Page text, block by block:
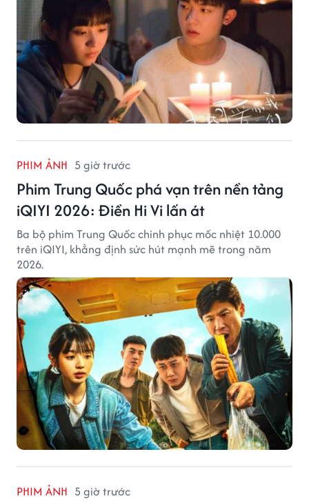
PHIM ẢNH 5 giờ trước
Phim Trung Quốc phá vạn trên nền tảng
iQIYI 2026: Điền Hi Vi lấn át
Ba bộ phim Trung Quốc chinh phục mốc nhiệt 10.000
trên iQIYI, khẳng định sức hút mạnh mẽ trong năm
2026.
PHIM ẢNH 5 giờ trước